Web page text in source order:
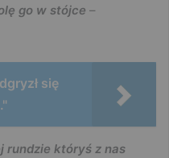
go w stójce –
się
rundzie któryś z nas